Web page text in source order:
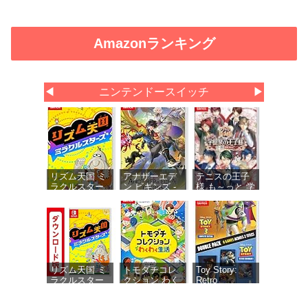
Amazonランキング
◀ ニンテンドースイッチ ▶
リズム天国 ミ
ラクルスター
アナザーエデ
ン ビギンズ -
同梱物】アナ
ザーエデン 時
空を超える猫
で使える シリ
アルコードチ
ラシ 同梱
テニスの王子
様 も～っと 学
♡-40 and
more… 【メー
カー特典あ
り】 初回限定
特典 ミニド
ラマ用ボイス
セット・ミニ
ドラマ用エフ
リズム天国 ミ
ラクルスター
トモダチコレ
クション わく
Toy Story:
Retro